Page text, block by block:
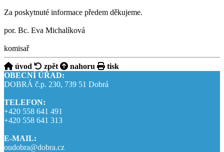
Za poskytnuté informace předem děkujeme.
por. Bc. Eva Michalíková
komisař
úvod zpět nahoru
tisk
OBECNÍ ÚŘAD:
DOBRÁ č.p. 230, 739 51 Dobrá
TELEFON:
+420 558 641 491
+420 558 641 313
E-MAIL:
oudobra@dobra.cz